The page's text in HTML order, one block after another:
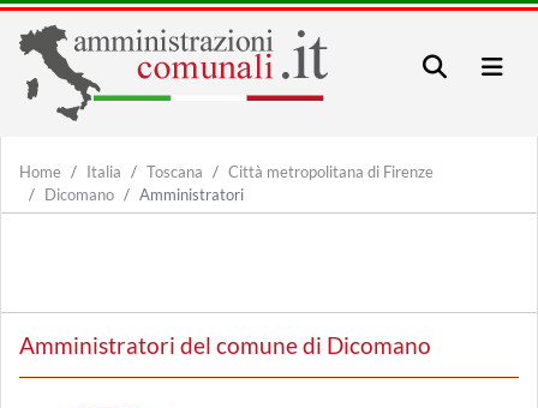
Home Italia Toscana
Città metropolitana di Firenze
Dicomano
Amministratori
Amministratori del comune di Dicomano